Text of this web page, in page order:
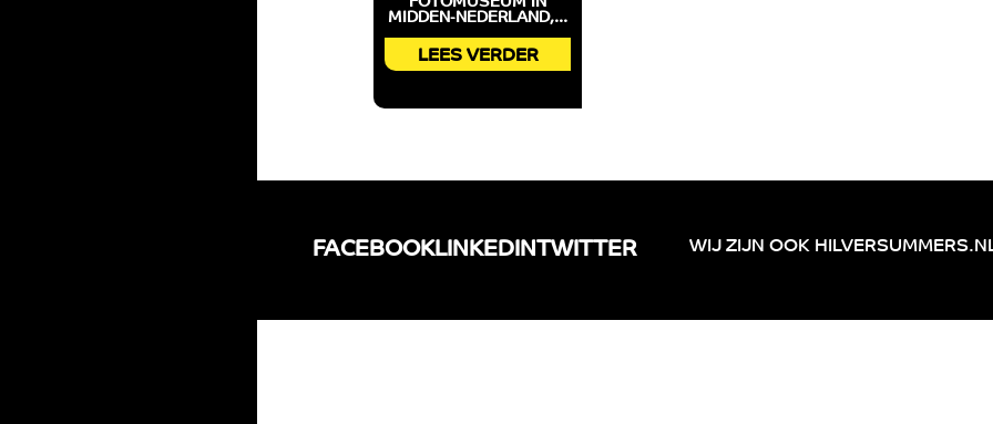
FOTOMUSEUM IN
MIDDEN-NEDERLAND,...
LEES VERDER
FACEBOOKLINKEDIN TWITTER WIJ ZIJN OOK